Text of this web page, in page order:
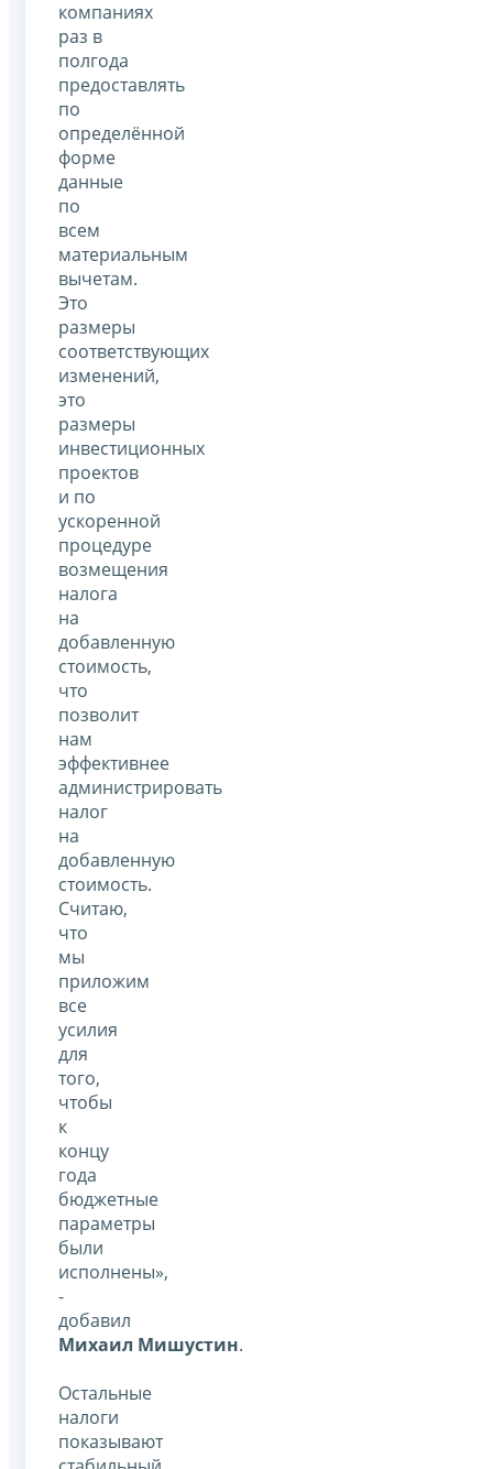
компаниях
раз в
полгода
предоставлять
по
определённой
форме
данные
по
всем
материальным
вычетам.
Это
размеры
соответствующих
изменений,
это
размеры
инвестиционных
проектов
и по
ускоренной
процедуре
возмещения
налога
на
добавленную
стоимость,
что
позволит
нам
эффективнее
администрировать
налог
на
добавленную
стоимость.
Считаю,
что
мы
приложим
все
усилия
для
того,
чтобы
к
концу
года
бюджетные
параметры
были
исполнены»,
-
добавил
Михаил Мишустин.
Остальные
налоги
показывают